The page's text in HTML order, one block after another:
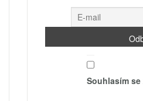
Souhlasím